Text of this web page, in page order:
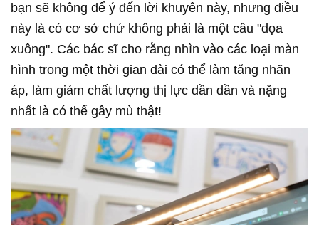
bạn sẽ không để ý đến lời khuyên này, nhưng điều
này là có cơ sở chứ không phải là một câu "dọa
xuông". Các bác sĩ cho rằng nhìn vào các loại màn
hình trong một thời gian dài có thể làm tăng nhãn
áp, làm giảm chất lượng thị lực dần dần và nặng
nhất là có thể gây mù thật!